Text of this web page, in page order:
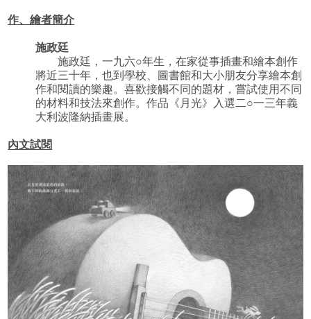
作、繪者簡介
施政廷
施政廷，一九六○年生，在家從事插畫和繪本創作
將近三十年，也到學校、圖書館和大小朋友分享繪本創
作和閱讀的樂趣。喜歡接觸不同的題材，嘗試使用不同
的材料和技法來創作。作品《月光》入選二○一三年義
大利波隆納插畫展。
內文試閱